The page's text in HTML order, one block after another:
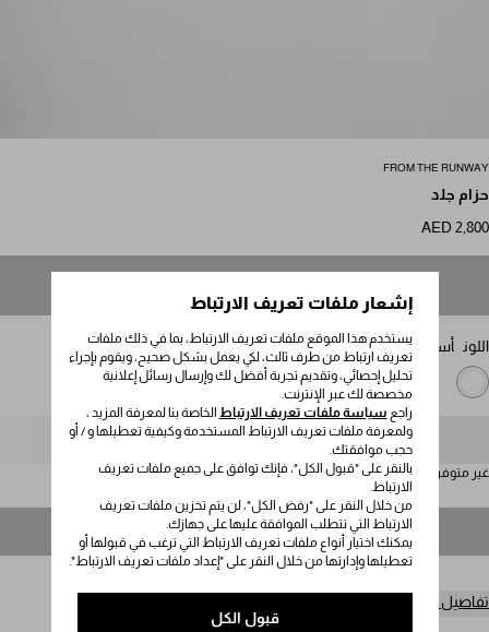
إشعار ملفات تعريف الارتباط
يستخدم هذا الموقع ملفات تعريف الارتباط، بما في ذلك ملفات
تعريف ارتباط من طرف ثالث، لكي يعمل بشكل صحيح، ويقوم بإجراء
تحليل إحصائي، وتقديم تجربة أفضل لك وإرسال رسائل إعلانية
مخصصة لك عبر الإنترنت.
راجع سياسة ملفات تعريف الارتباط الخاصة بنا لمعرفة المزيد ،
ولمعرفة ملفات تعريف الارتباط المستخدمة وكيفية تعطيلها و / أو
حجب موافقتك.
بالنقر على "قبول الكل"، فإنك توافق على جميع ملفات تعريف
الارتباط.
من خلال النقر على "رفض الكل"، لن يتم تخزين ملفات تعريف
الارتباط التي تتطلب الموافقة عليها على جهازك.
يمكنك اختيار أنواع ملفات تعريف الارتباط التي ترغب في قبولها أو
تعطيلها وإدارتها من خلال النقر على "إعداد ملفات تعريف الارتباط".
قبول الكل
FROM THE RUNWAY
حزام جلد
AED 2,800
اللون أسود
يُرجى تحديد المقاس
غير متوفر
غير متوفر
تفاصيل المنتج